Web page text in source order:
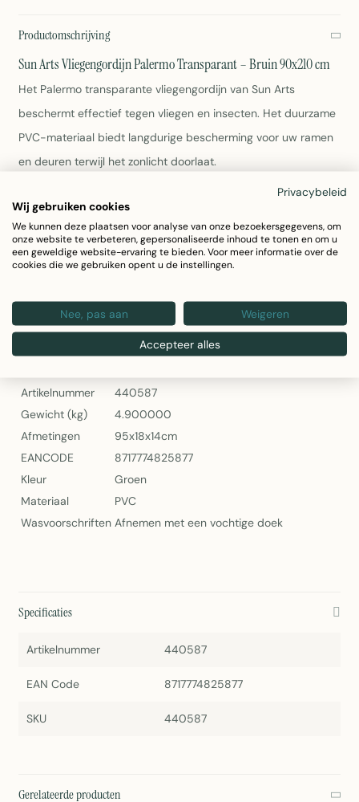
Productomschrijving
Sun Arts Vliegengordijn Palermo Transparant – Bruin 90x210 cm
Het Palermo transparante vliegengordijn van Sun Arts
beschermt effectief tegen vliegen en insecten. Het duurzame
PVC-materiaal biedt langdurige bescherming voor uw ramen
en deuren terwijl het zonlicht doorlaat.
Afmetingen: 90x210 cm
Kleur: Bruin
Materiaal: Robuust PVC
Eenvoudig schoon te maken met een vochtige doek
Sun Arts Vliegengordijn Palermo Transparant – Bruin
Artikelnummer
440587
Gewicht (kg)
4.900000
Afmetingen
95x18x14cm
EANCODE
8717774825877
Kleur
Groen
Materiaal
PVC
Wasvoorschriften Afnemen met een vochtige doek
Specificaties
Artikelnummer 440587
EAN Code 8717774825877
SKU 440587
Gerelateerde producten
Privacybeleid
Wij gebruiken cookies
We kunnen deze plaatsen voor analyse van onze bezoekersgegevens, om
onze website te verbeteren, gepersonaliseerde inhoud te tonen en om u
een geweldige website-ervaring te bieden. Voor meer informatie over de
cookies die we gebruiken opent u de instellingen.
Nee, pas aan Weigeren
Accepteer alles